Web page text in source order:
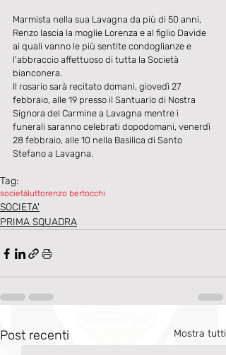
Marmista nella sua Lavagna da più di 50 anni,
Renzo lascia la moglie Lorenza e al figlio Davide
ai quali vanno le più sentite condoglianze e
l'abbraccio affettuoso di tutta la Società
bianconera.
Il rosario sarà recitato domani, giovedì 27
febbraio, alle 19 presso il Santuario di Nostra
Signora del Carmine a Lavagna mentre i
funerali saranno celebrati dopodomani, venerdì
28 febbraio, alle 10 nella Basilica di Santo
Stefano a Lavagna.
Tag:
societàluttorenzo bertocchi
SOCIETA'
PRIMA SQUADRA
Post recenti Mostra tutti